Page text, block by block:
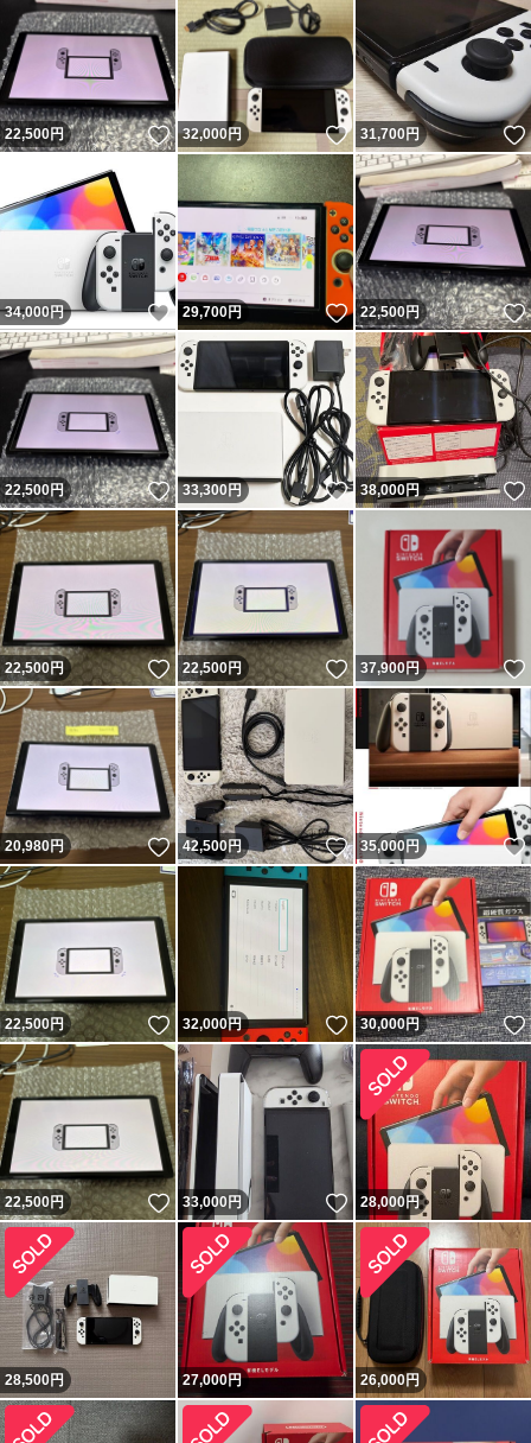
22,500円 いいね！
32,000円 いいね！
31,700円
34,000円 いいね！
29,700円 いいね！
22,500円
22,500円 いいね！
33,300円 いいね！
38,000円
22,500円 いいね！
22,500円 いいね！
37,900円
20,980円 いいね！
42,500円 いいね！
35,000円
22,500円 いいね！
32,000円 いいね！
30,000円
22,500円 いいね！
33,000円 いいね！
28,000円
28,500円 27,000円 26,000円